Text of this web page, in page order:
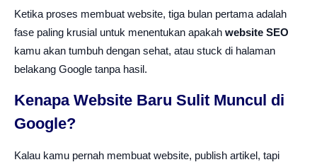
Ketika proses membuat website, tiga bulan pertama adalah
fase paling krusial untuk menentukan apakah website SEO
kamu akan tumbuh dengan sehat, atau stuck di halaman
belakang Google tanpa hasil.
Kenapa Website Baru Sulit Muncul di
Google?
Kalau kamu pernah membuat website, publish artikel, tapi